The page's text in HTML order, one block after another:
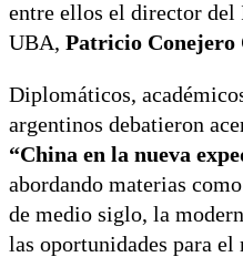
entre ellos el director
UBA, Patricio
Diplomáticos,
argentinos debatieron
“China en la nueva
abordando materias
de medio siglo, la
las oportunidades para el